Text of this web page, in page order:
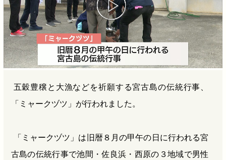
五穀豊穣と大漁などを祈願する宮古島の伝統行事、
「ミャークヅツ」が行われました。
「ミャークヅツ」は旧暦８月の甲午の日に行われる宮
古島の伝統行事で池間・佐良浜・西原の３地域で男性